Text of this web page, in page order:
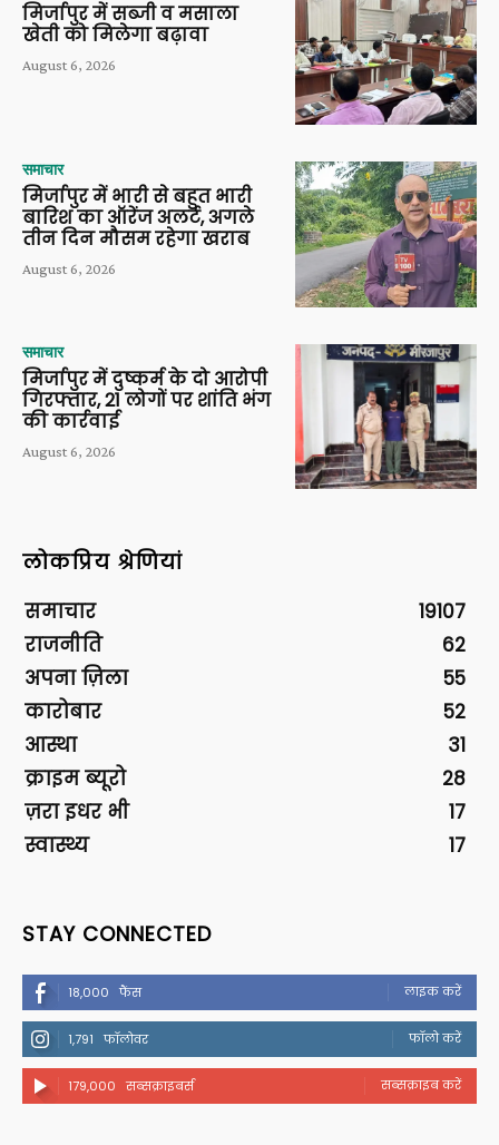
मिर्जापुर में सब्जी व मसाला
खेती को मिलेगा बढ़ावा
August 6, 2026
समाचार
मिर्जापुर में भारी से बहुत भारी
बारिश का ऑरेंज अलर्ट, अगले
तीन दिन मौसम रहेगा खराब
August 6, 2026
समाचार
मिर्जापुर में दुष्कर्म के दो आरोपी
गिरफ्तार, 21 लोगों पर शांति भंग
की कार्रवाई
August 6, 2026
लोकप्रिय श्रेणियां
समाचार
19107
राजनीति
62
अपना ज़िला
55
कारोबार
52
आस्था
31
क्राइम ब्यूरो
28
ज़रा इधर भी
17
स्वास्थ्य
17
STAY CONNECTED
18,000 फैंस लाइक करें
1,791 फॉलोवर फॉलो करें
179,000 सब्सक्राइबर्स सब्सक्राइब करें